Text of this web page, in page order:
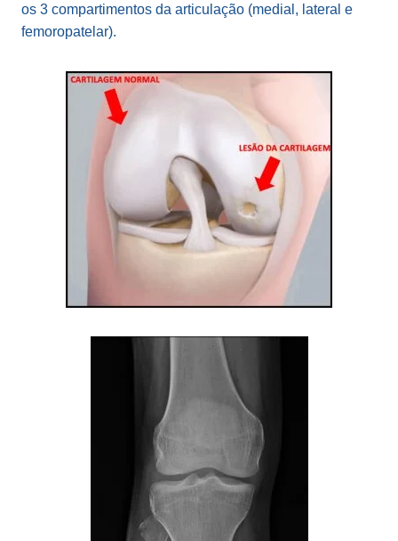
os 3 compartimentos da articulação (medial, lateral e
femoropatelar).